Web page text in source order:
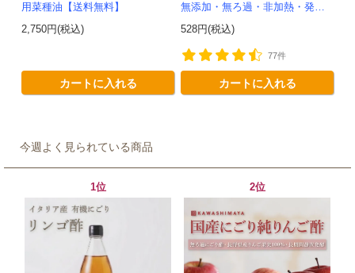
用菜種油【送料無料】
2,750円(税込)
カートに入れる
無添加・無ろ過・非加熱・発酵
助剤不使用のアップルサイダー
ビネガー -かわしま屋-
528円(税込)
77件
カートに入れる
今週よく見られている商品
1位 2位